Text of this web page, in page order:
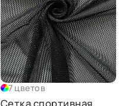
7 цветов